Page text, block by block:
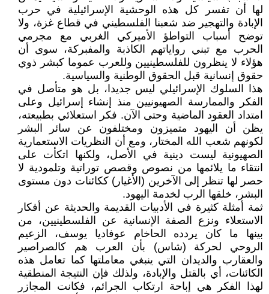
لها أن تفسر كل هذه الوحشية الإسرائيلية في حرب
الإبادة والتهجير ضد شعبنا الفلسطيني في قطاع غزة، ولا
توضح أسباب التواطؤ الأميركي الغربي مع مجرمي
الحرب مع تبني رواياتهم الكاذبة والمفبركة، سوى أن
هؤلاء لا ينظرون للفلسطينيين وللعرب عموما كبشر ذوي
حقوق إنسانية قبل الحقوق الوطنية والسياسية.
هذا السلوك الإسرائيلي ليس جديدا، بل هو متأصل في
الفكر والممارسة الصهيونيين منذ إنشاء إسرائيل وعلى
امتداد العقود الماضية وحتى الآن. فكر استعلائي بطبيعته،
يظن أن اليهود متميزون ومختلفون عن سائر البشر
لكونهم شعب الله المختار، ومع أن النظريات الاستعمارية
الصهيونية ليست دينية في الأصل، ولكنها اتكأت على
انتقاء ما يلائمها من نصوص وقصص توراتية وتلمودية لا
حصر لها تنظر إلى الآخرين (الأغيار) ككائنات دون مستوى
البشر، خلقها الرب لخدمة اليهود.
ثمة أمثلة كثيرة في الأدبيات القديمة والحديثة عن أفكار
الاستعلاء ونزع الصفة الإنسانية عن الفلسطينيين، من
بينها ما كان يردده الحاخام عوفاديا يوسف، الزعيم
الروحي لحركة (شاس) بأن العرب هم كالصراصير
والعقارب والديدان التي ينبغي معاملتها كما تعامل هذه
الكائنات، أي بالقتل والإبادة، ولذلك فإن النتيجة المنطقية
لهذا الفكر هي إباحة ارتكاب الجرائم، فكانت المجازر